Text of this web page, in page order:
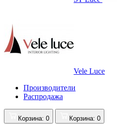
Vele Luce
Производители
Распродажа
Корзина: 0 Корзина: 0